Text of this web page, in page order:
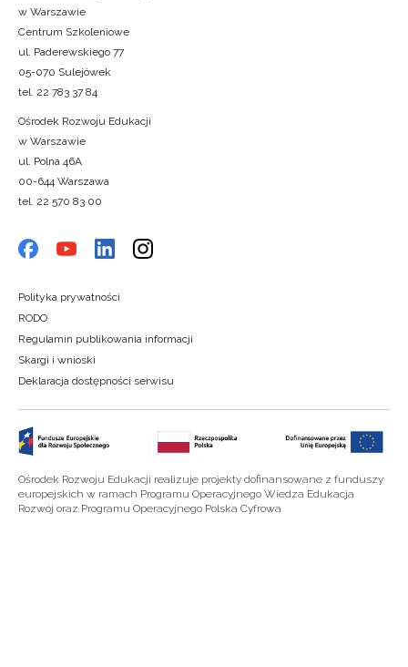
w Warszawie
Centrum Szkoleniowe
ul. Paderewskiego 77
05-070 Sulejówek
tel. 22 783 37 84
Ośrodek Rozwoju Edukacji
w Warszawie
ul. Polna 46A
00-644 Warszawa
tel. 22 570 83 00
Polityka prywatności
RODO
Regulamin publikowania informacji
Skargi i wnioski
Deklaracja dostępności serwisu
Ośrodek Rozwoju Edukacji realizuje projekty dofinansowane z funduszy
europejskich w ramach Programu Operacyjnego Wiedza Edukacja
Rozwój oraz Programu Operacyjnego Polska Cyfrowa